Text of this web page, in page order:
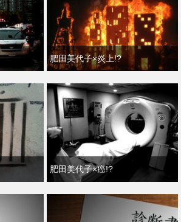
肥田美代子×炎上!?
肥田美代子×癌!?